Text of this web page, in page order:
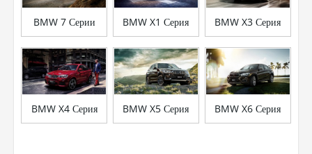
BMW 7 Серии
BMW X4 Серия
BMW X1 Серия
BMW X5 Серия
BMW X3 Серия
BMW X6 Серия